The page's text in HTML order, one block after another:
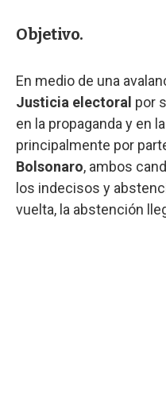
Objetivo.
En medio de una
Justicia electoral por
en la propaganda y en
principalmente por
Bolsonaro, ambos
los indecisos y
vuelta, la abstención